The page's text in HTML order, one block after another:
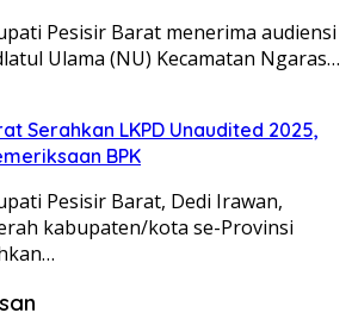
Pesisir Barat menerima audiensi
Ulama (NU) Kecamatan Ngaras…
Serahkan LKPD Unaudited 2025,
BPK
Pesisir Barat, Dedi Irawan,
kabupaten/kota se-Provinsi